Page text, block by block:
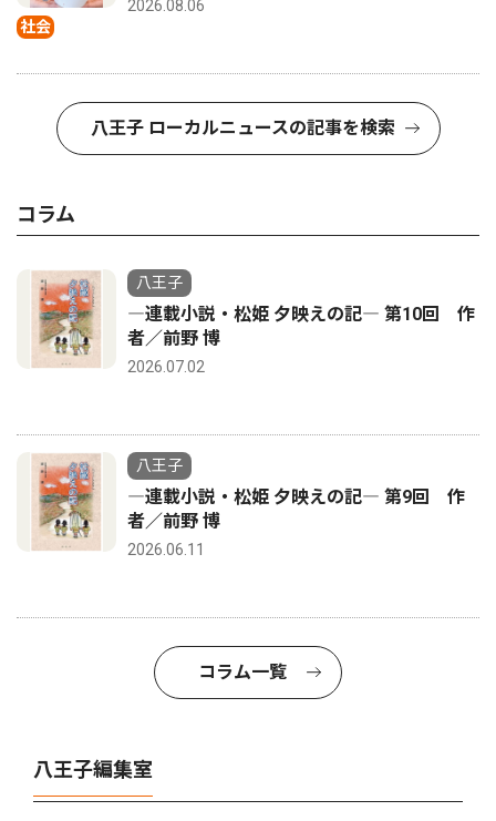
社会
2026.08.06
八王子 ローカルニュースの記事を検索
コラム
八王子
―連載小説・松姫 夕映えの記― 第10回 作
者／前野 博
2026.07.02
八王子
―連載小説・松姫 夕映えの記― 第9回 作
者／前野 博
2026.06.11
コラム一覧
八王子編集室